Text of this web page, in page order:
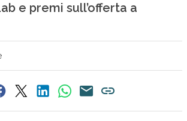
e premi sull’offerta a